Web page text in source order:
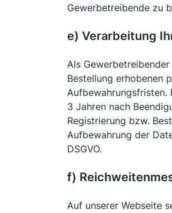
Gewerbetreibende zu
e) Verarbeitung
Als
Bestellung erhobenen
Aufbewahrungsfristen.
3 Jahren nach
Registrierung bzw.
Aufbewahrung der
DSGVO.
f)
Auf unserer Webseite